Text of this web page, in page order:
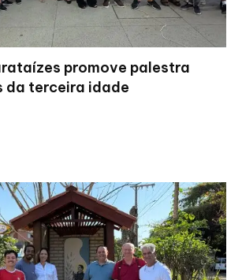
promove palestra
da terceira idade